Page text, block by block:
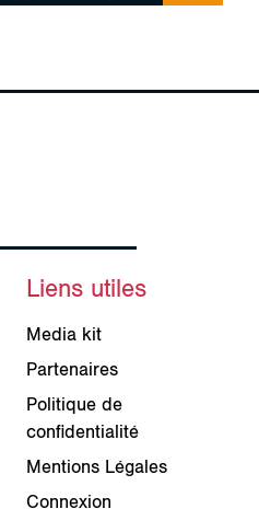
Liens utiles
Media kit
Partenaires
Politique de
confidentialité
Mentions Légales
Connexion